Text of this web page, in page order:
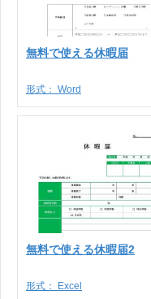
無料で使える休暇届
形式： Word
無料で使える休暇届2
形式： Excel